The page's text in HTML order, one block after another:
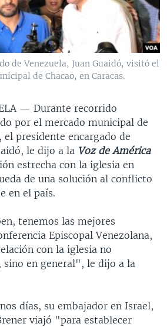
Y CULTURA
DÍA
de Venezuela, Juan Guaidó, visitó el
de Chacao, en Caracas.
— Durante recorrido
por el mercado municipal de
el presidente encargado de
le dijo a la Voz de América
estrecha con la iglesia en
de una solución al conflicto
en el país.
tenemos las mejores
Episcopal Venezolana,
con la iglesia no
sino en general", le dijo a la
días, su embajador en Israel,
viajó "para establecer